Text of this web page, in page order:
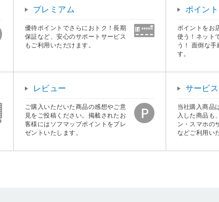
プレミアム
優待ポイントでさらにおトク！長期
保証など、安心のサポートサービス
もご利用いただけます。
ポイント
ポイントをお
使う！ネット
う！ 面倒な
す。
レビュー
ご購入いただいた商品の感想やご意
見をご投稿ください。掲載されたお
客様にはソフマップポイントをプレ
ゼントいたします。
サービ
当社購入商品
入した商品も
ン・スマホの
などご利用い